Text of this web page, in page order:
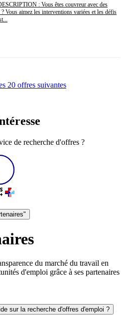
: Vous êtes couvreur avec des
Vous aimez les interventions variées et les défis
20 offres suivantes
de recherche d'offres ?
du marché du travail en
d'emploi grâce à ses partenaires
sur la recherche d'offres d'emploi ?